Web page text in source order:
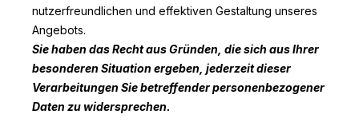
nutzerfreundlichen und effektiven Gestaltung unseres
Angebots.
Sie haben das Recht aus Gründen, die sich aus Ihrer
besonderen Situation ergeben, jederzeit dieser
Verarbeitungen Sie betreffender personenbezogener
Daten zu widersprechen.